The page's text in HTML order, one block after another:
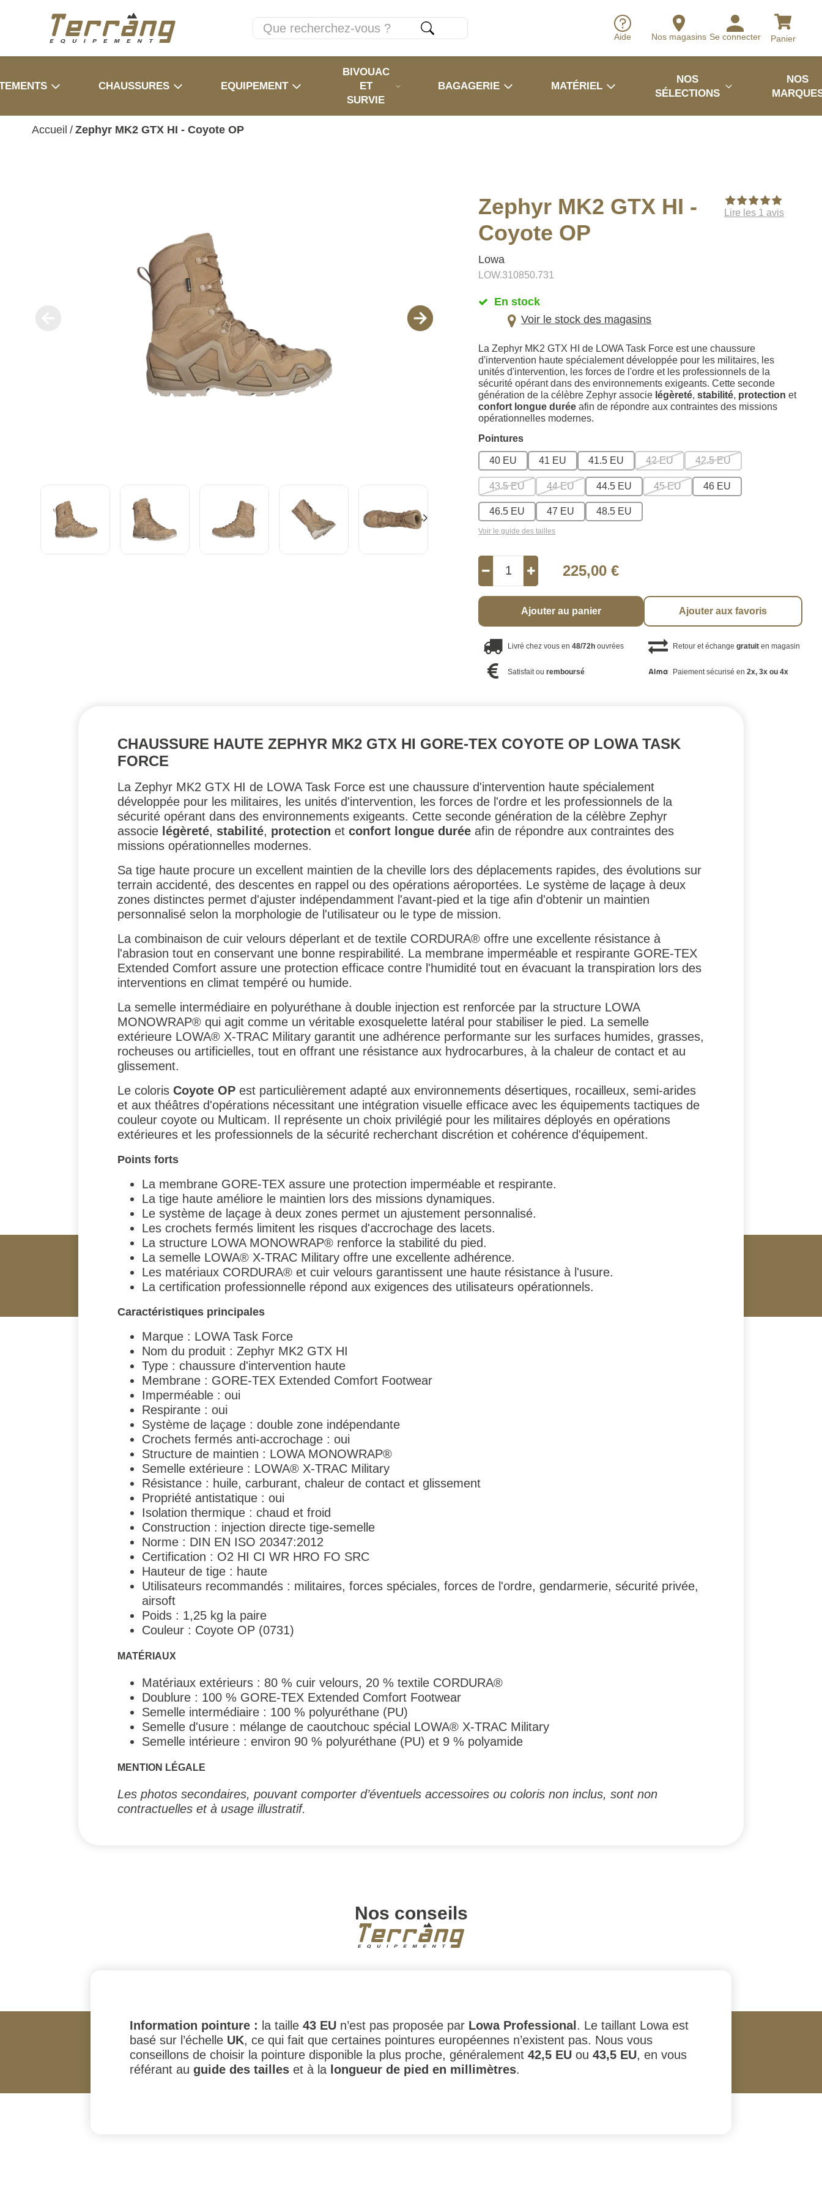
Aide Nos magasins Se connecter Panier
CHAUSSURES EQUIPEMENT
BIVOUAC
ET
SURVIE
BAGAGERIE MATÉRIEL
NOS
SÉLECTIONS
NOS
Accueil / Zephyr MK2 GTX HI - Coyote OP
Zephyr MK2 GTX HI -
Coyote OP
Lowa
LOW.310850.731
Lire les 1 avis
En stock
Voir le stock des magasins
La Zephyr MK2 GTX HI de LOWA Task Force est une chaussure
d'intervention haute spécialement développée pour les militaires, les
unités d'intervention, les forces de l'ordre et les professionnels de la
sécurité opérant dans des environnements exigeants. Cette seconde
génération de la célèbre Zephyr associe légèreté,stabilité, protection et
confort longue durée afin de répondre aux contraintes des missions
opérationnelles modernes.
Pointures
40 EU 41 EU 41.5 EU 42 EU 42.5 EU
43.5 EU 44 EU 44.5 EU 45 EU 46 EU
46.5 EU 47 EU 48.5 EU
Voir le guide des tailles
225,00 €
Ajouter au panier Ajouter aux favoris
Livré chez vous en48/72h ouvrées Retour et échange gratuiten magasin
Satisfait ouremboursé Paiement sécurisé en 2x, 3x ou 4x
CHAUSSURE HAUTE ZEPHYR MK2 GTX HI GORE-TEX COYOTE OP LOWA TASK
FORCE
La Zephyr MK2 GTX HI de LOWA Task Force est une chaussure d'intervention haute spécialement
développée pour les militaires, les unités d'intervention, les forces de l'ordre et les professionnels de la
sécurité opérant dans des environnements exigeants. Cette seconde génération de la célèbre Zephyr
associe légèreté, stabilité, protection et confort longue durée afin de répondre aux contraintes des
missions opérationnelles modernes.
Sa tige haute procure un excellent maintien de la cheville lors des déplacements rapides, des évolutions sur
terrain accidenté, des descentes en rappel ou des opérations aéroportées. Le système de laçage à deux
zones distinctes permet d'ajuster indépendamment l'avant-pied et la tige afin d'obtenir un maintien
personnalisé selon la morphologie de l'utilisateur ou le type de mission.
La combinaison de cuir velours déperlant et de textile CORDURA® offre une excellente résistance à
l'abrasion tout en conservant une bonne respirabilité. La membrane imperméable et respirante GORE‑TEX
Extended Comfort assure une protection efficace contre l'humidité tout en évacuant la transpiration lors des
interventions en climat tempéré ou humide.
La semelle intermédiaire en polyuréthane à double injection est renforcée par la structure LOWA
MONOWRAP® qui agit comme un véritable exosquelette latéral pour stabiliser le pied. La semelle
extérieure LOWA® X-TRAC Military garantit une adhérence performante sur les surfaces humides, grasses,
rocheuses ou artificielles, tout en offrant une résistance aux hydrocarbures, à la chaleur de contact et au
glissement.
Le coloris Coyote OP est particulièrement adapté aux environnements désertiques, rocailleux, semi-arides
et aux théâtres d'opérations nécessitant une intégration visuelle efficace avec les équipements tactiques de
couleur coyote ou Multicam. Il représente un choix privilégié pour les militaires déployés en opérations
extérieures et les professionnels de la sécurité recherchant discrétion et cohérence d'équipement.
Points forts
La membrane GORE‑TEX assure une protection imperméable et respirante.
La tige haute améliore le maintien lors des missions dynamiques.
Le système de laçage à deux zones permet un ajustement personnalisé.
Les crochets fermés limitent les risques d'accrochage des lacets.
La structure LOWA MONOWRAP® renforce la stabilité du pied.
La semelle LOWA® X-TRAC Military offre une excellente adhérence.
Les matériaux CORDURA® et cuir velours garantissent une haute résistance à l'usure.
La certification professionnelle répond aux exigences des utilisateurs opérationnels.
Caractéristiques principales
Marque : LOWA Task Force
Nom du produit : Zephyr MK2 GTX HI
Type : chaussure d'intervention haute
Membrane : GORE‑TEX Extended Comfort Footwear
Imperméable : oui
Respirante : oui
Système de laçage : double zone indépendante
Crochets fermés anti-accrochage : oui
Structure de maintien : LOWA MONOWRAP®
Semelle extérieure : LOWA® X-TRAC Military
Résistance : huile, carburant, chaleur de contact et glissement
Propriété antistatique : oui
Isolation thermique : chaud et froid
Construction : injection directe tige-semelle
Norme : DIN EN ISO 20347:2012
Certification : O2 HI CI WR HRO FO SRC
Hauteur de tige : haute
Utilisateurs recommandés : militaires, forces spéciales, forces de l'ordre, gendarmerie, sécurité privée,
airsoft
Poids : 1,25 kg la paire
Couleur : Coyote OP (0731)
MATÉRIAUX
Matériaux extérieurs : 80 % cuir velours, 20 % textile CORDURA®
Doublure : 100 % GORE‑TEX Extended Comfort Footwear
Semelle intermédiaire : 100 % polyuréthane (PU)
Semelle d'usure : mélange de caoutchouc spécial LOWA® X-TRAC Military
Semelle intérieure : environ 90 % polyuréthane (PU) et 9 % polyamide
MENTION LÉGALE
Les photos secondaires, pouvant comporter d’éventuels accessoires ou coloris non inclus, sont non
contractuelles et à usage illustratif.
Nos conseils
Information pointure : la taille 43 EU n’est pas proposée par Lowa Professional . Le taillant Lowa est
basé sur l’échelle UK, ce qui fait que certaines pointures européennes n’existent pas. Nous vous
conseillons de choisir la pointure disponible la plus proche, généralement 42,5 EU ou 43,5 EU, en vous
référant au guide des tailles et à la longueur de pied en millimètres.